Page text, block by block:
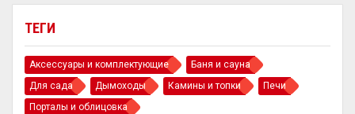
ТЕГИ
Аксессуары и комплектующие
Баня и сауна
Для сада
Дымоходы Камины и топки
Печи
Порталы и облицовка